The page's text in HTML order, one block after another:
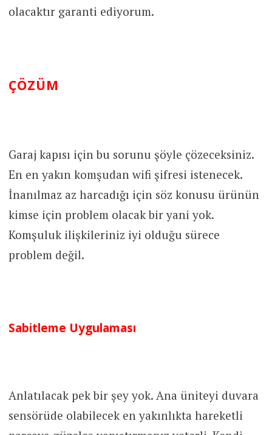
olacaktır garanti ediyorum.
ÇÖZÜM
Garaj kapısı için bu sorunu şöyle çözeceksiniz.
En en yakın komşudan wifi şifresi istenecek.
İnanılmaz az harcadığı için söz konusu ürünün
kimse için problem olacak bir yani yok.
Komşuluk ilişkileriniz iyi olduğu sürece
problem değil.
Sabitleme Uygulaması
Anlatılacak pek bir şey yok. Ana üniteyi duvara
sensörüde olabilecek en yakınlıkta hareketli